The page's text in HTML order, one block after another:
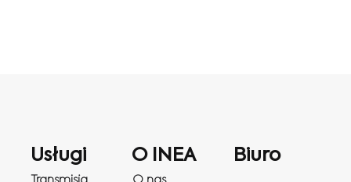
Usługi O INEA
Biuro